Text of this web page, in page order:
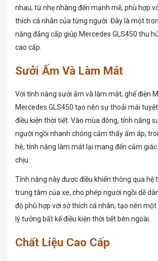
nhau, từ nhẹ nhàng đến mạnh mẽ, phù hợp
thích cá nhân của từng người. Đây là một
năng đẳng cấp giúp Mercedes GLS450 thu
cao cấp.
Sưởi Ấm Và Làm Mát
Với tính năng sưởi ấm và làm mát, ghế điện
Mercedes GLS450 tạo nên sự thoải mái
điều kiện thời tiết. Vào mùa đông, tính năng
người ngồi nhanh chóng cảm thấy ấm áp,
hè, tính năng làm mát lại mang đến cảm
chịu.
Tính năng này được điều khiển thông qua hệ
trung tâm của xe, cho phép người ngồi dễ
độ phù hợp với sở thích cá nhân, tạo nên
lý tưởng bất kể điều kiện thời tiết bên ngoài.
Chất Liệu Cao Cấp